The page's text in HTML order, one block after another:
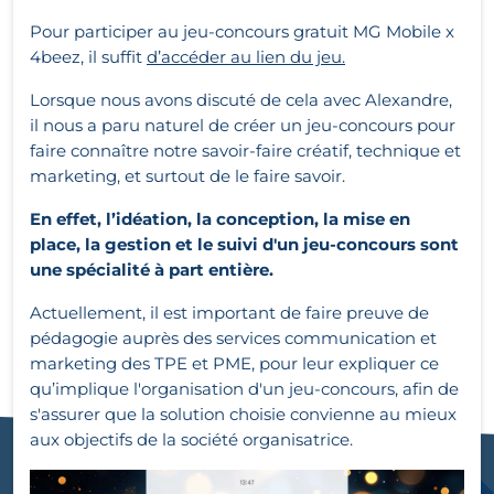
Pour participer au jeu-concours gratuit MG Mobile x
4beez, il suffit d’accéder au lien du jeu.
Lorsque nous avons discuté de cela avec Alexandre,
il nous a paru naturel de créer un jeu-concours pour
faire connaître notre savoir-faire créatif, technique et
marketing, et surtout de le faire savoir.
En effet, l’idéation, la conception, la mise en
place, la gestion et le suivi d'un jeu-concours sont
une spécialité à part entière.
Actuellement, il est important de faire preuve de
pédagogie auprès des services communication et
marketing des TPE et PME, pour leur expliquer ce
qu’implique l'organisation d'un jeu-concours, afin de
s'assurer que la solution choisie convienne au mieux
aux objectifs de la société organisatrice.